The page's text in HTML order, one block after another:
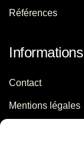
Références
Informations
Contact
Mentions légales